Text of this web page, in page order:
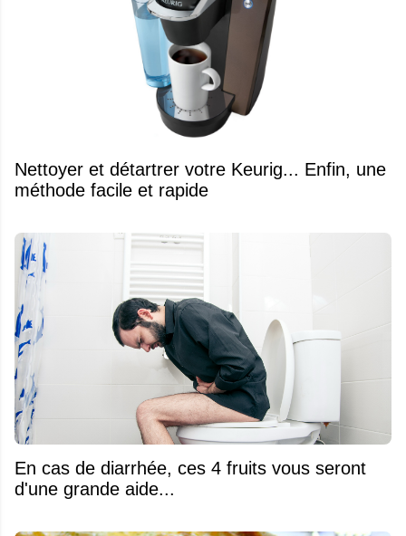
Nettoyer et détartrer votre Keurig... Enfin, une
méthode facile et rapide
En cas de diarrhée, ces 4 fruits vous seront
d'une grande aide...